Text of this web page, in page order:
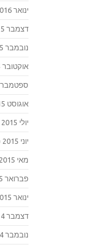
ינואר 2016
דצמבר 2015
נובמבר 2015
אוקטובר 2015
ספטמבר 2015
אוגוסט 2015
יולי 2015
יוני 2015
מאי 2015
פברואר 2015
ינואר 2015
דצמבר 2014
נובמבר 2014